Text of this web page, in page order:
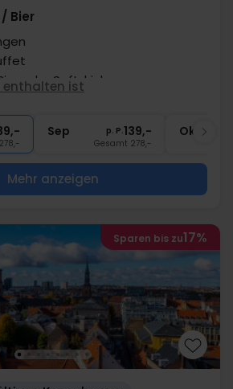
/ Bier
oder Softdrink
und Internet
enthalten ist
Sep p. P.139,-
Gesamt 278,-
Okt
Mehr anzeigen
Sparen bis zu17%